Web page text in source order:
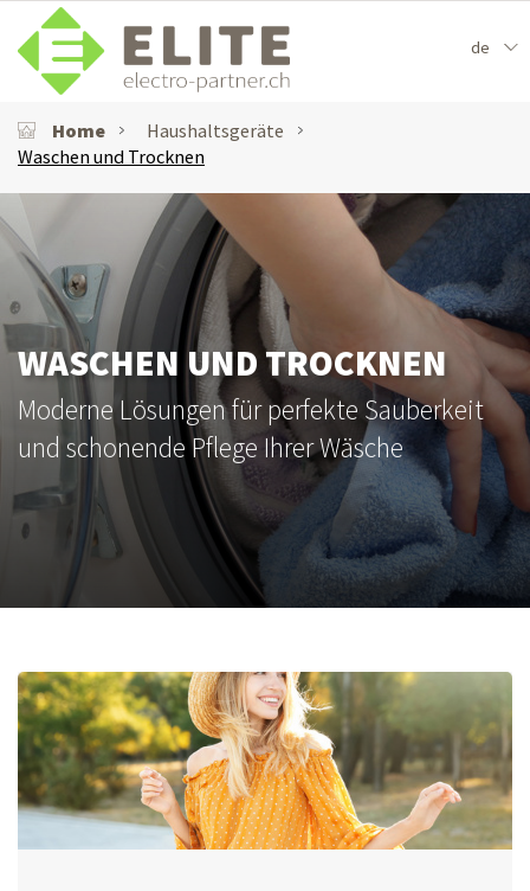
de
Home
Haushaltsgeräte
Waschen und Trocknen
WASCHEN UND TROCKNEN
Moderne Lösungen für perfekte Sauberkeit
und schonende Pflege Ihrer Wäsche